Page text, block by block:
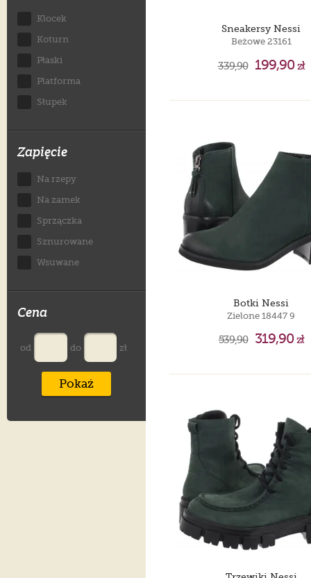
Klocek
Koturn
Płaski
Platforma
Słupek
Zapięcie
Na rzepy
Na zamek
Sprzączka
Sznurowane
Wsuwane
Cena
od do zł
Pokaż
Sneakersy Nessi
Beżowe 23161
339,90 199,90zł
Botki Nessi
Zielone 18447 9
539,90 319,90zł